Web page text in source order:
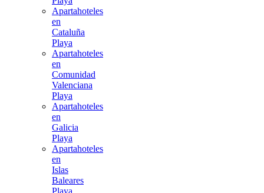
Apartahoteles
en
Cataluña
Playa
Apartahoteles
en
Comunidad
Valenciana
Playa
Apartahoteles
en
Galicia
Playa
Apartahoteles
en
Islas
Baleares
Playa